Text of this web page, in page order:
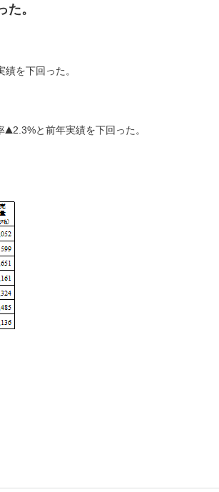
た。
績を下回った。
2.3%と前年実績を下回った。